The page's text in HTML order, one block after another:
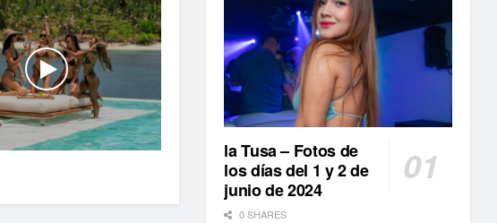
la Tusa – Fotos de
los días del 1 y 2 de
junio de 2024
0 SHARES